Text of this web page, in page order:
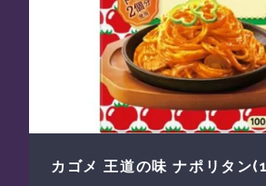
カゴメ 王道の味 ナポリタン